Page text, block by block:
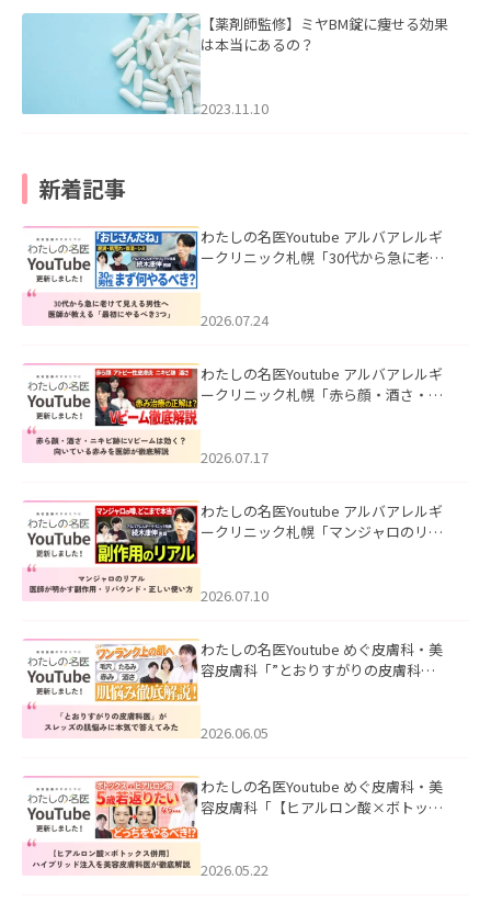
【薬剤師監修】ミヤBM錠に痩せる効果
は本当にあるの？
2023.11.10
新着記事
わたしの名医Youtube アルバアレルギ
ークリニック札幌「30代から急に老け
た。
2026.07.24
わたしの名医Youtube アルバアレルギ
ークリニック札幌「赤ら顔・酒さ・ニ
した。
2026.07.17
わたしの名医Youtube アルバアレルギ
ークリニック札幌「マンジャロのリア
た。
2026.07.10
わたしの名医Youtube めぐ皮膚科・美
容皮膚科「”とおりすがりの皮膚科
2026.06.05
わたしの名医Youtube めぐ皮膚科・美
容皮膚科「【ヒアルロン酸×ボトック
た。
2026.05.22